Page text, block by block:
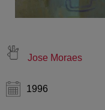
Jose Moraes
1996